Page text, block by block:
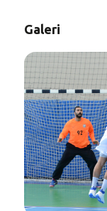
Galeri